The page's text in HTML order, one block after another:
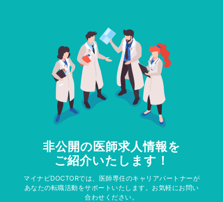
非公開の医師求人情報を
ご紹介いたします！
マイナビDOCTORでは、医師専任のキャリアパートナーが
あなたの転職活動をサポートいたします。お気軽にお問い
合わせください。